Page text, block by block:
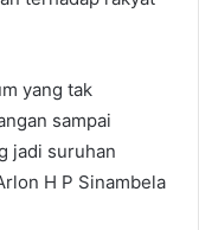
yang tak
sampai
jadi suruhan
H P Sinambela